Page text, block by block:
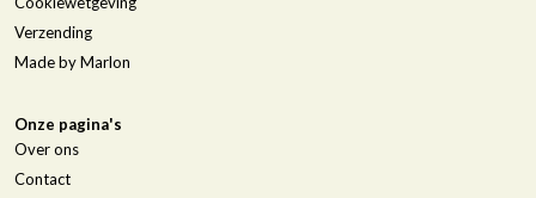
Verzending
Made by Marlon
Onze pagina's
Over ons
Contact